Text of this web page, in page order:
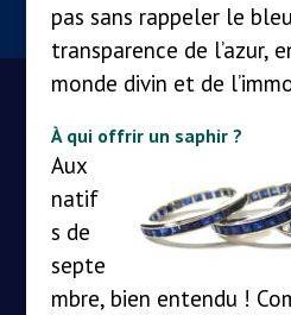
pas sans rappeler le
transparence de l’azur,
monde divin et de
À qui offrir un saphir ?
Aux
natif
s de
septe
mbre, bien entendu !